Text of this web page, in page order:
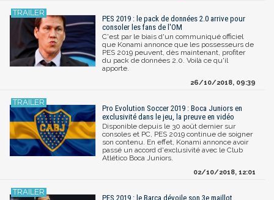
PES 2019 : le pack de données 2.0 arrive pour
consoler les fans de l'OM
C'est par le biais d'un communiqué officiel
que Konami annonce que les possesseurs de
PES 2019 peuvent, dès maintenant, profiter
du pack de données 2.0. Voilà ce qu'il
apporte.
26/10/2018, 09:39
Pro Evolution Soccer 2019 : Boca Juniors en
exclusivité dans le jeu, la preuve en vidéo
Disponible depuis le 30 août dernier sur
consoles et PC, PES 2019 continue de soigner
son contenu. En effet, Konami annonce avoir
passé un accord d'exclusivité avec le Club
Atlético Boca Juniors.
02/10/2018, 12:01
PES 2019 : le Barça dévoile son 3e maillot